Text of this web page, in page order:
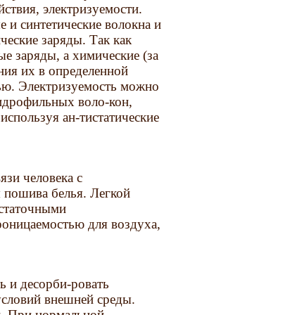
электризуемости.
и синтетические волокна и
заряды. Так как
заряды, а химические (за
их в определенной
Электризуемость можно
воло-кон,
ан-тистатические
человека с
пошива белья. Легкой
для воздуха,
и десорби-ровать
внешней среды.